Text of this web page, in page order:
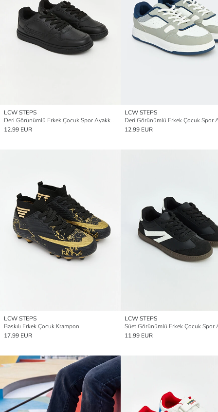
LCW STEPS
Deri Görünümlü Erkek Çocuk Spor Ayakkabı
12.99 EUR
LCW STEPS
12.99 EUR
LCW STEPS
Baskılı Erkek Çocuk Krampon
17.99 EUR
LCW STEPS
11.99 EUR